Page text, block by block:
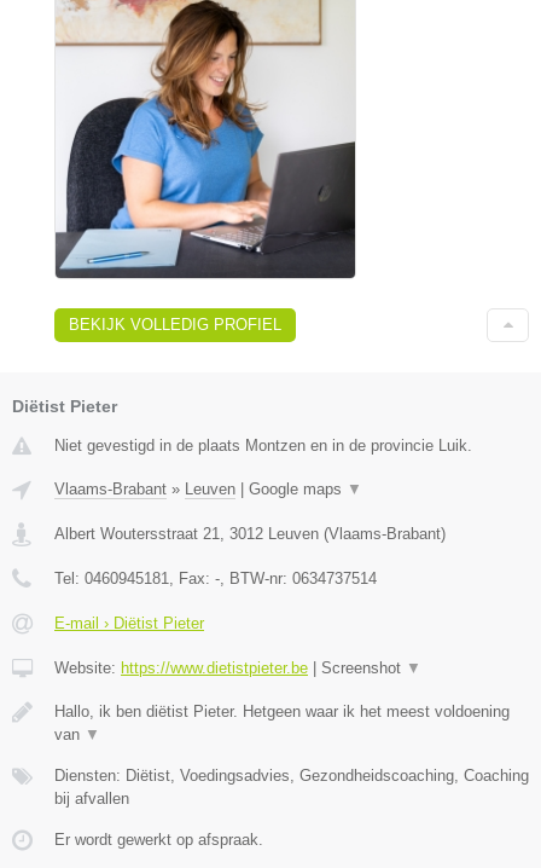
BEKIJK VOLLEDIG PROFIEL
Diëtist Pieter
Niet gevestigd in de plaats Montzen en in de provincie Luik.
Vlaams-Brabant » Leuven | Google maps ▼
Albert Woutersstraat 21 3012 Leuven (Vlaams-Brabant)
Tel: 0460945181 , Fax: - , BTW-nr: 0634737514
E-mail › Diëtist Pieter
Website: https://www.dietistpieter.be | Screenshot ▼
Hallo, ik ben diëtist Pieter. Hetgeen waar ik het meest voldoening
van ▼
Diensten: Diëtist, Voedingsadvies, Gezondheidscoaching, Coaching
bij afvallen
Er wordt gewerkt op afspraak.